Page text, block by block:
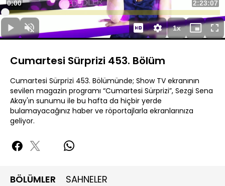
DuraklatSesi
Aç
Süre
0:00 Toplam
Süre
2:23:07
Yüklendi:
0.12%
1xOynatma
Hızı
Mini
oynatıcı
Cumartesi Sürprizi 453. Bölüm
Cumartesi Sürprizi 453. Bölümünde; Show TV ekranının
sevilen magazin programı “Cumartesi Sürprizi”, Sezgi Sena
Akay'ın sunumu ile bu hafta da hiçbir yerde
bulamayacağınız haber ve röportajlarla ekranlarınıza
geliyor.
BÖLÜMLER SAHNELER